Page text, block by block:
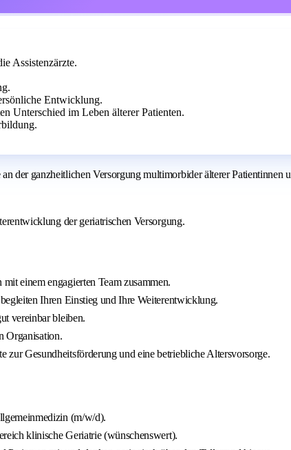
Assistenzärzte.
Entwicklung.
Unterschied im Leben älterer Patienten.
der ganzheitlichen Versorgung multimorbider älterer Patientinnen
der geriatrischen Versorgung.
einem engagierten Team zusammen.
Ihren Einstieg und Ihre Weiterentwicklung.
vereinbar bleiben.
Organisation.
zur Gesundheitsförderung und eine betriebliche Altersvorsorge.
(m/w/d).
klinische Geriatrie (wünschenswert).